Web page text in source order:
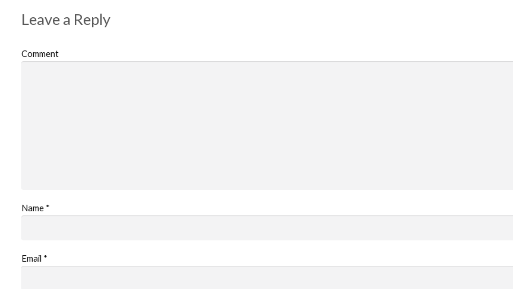
Leave a Reply
Comment
Name *
Email *